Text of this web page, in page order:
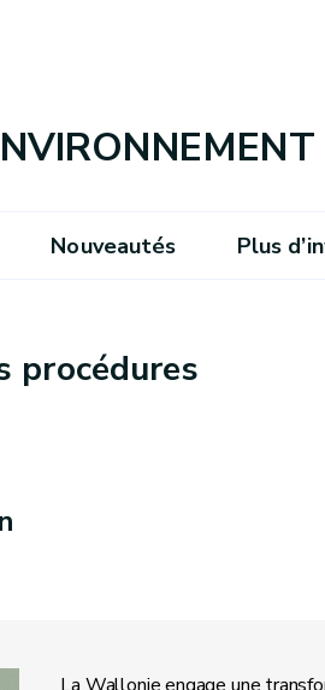
Nouveautés Plus
procédures